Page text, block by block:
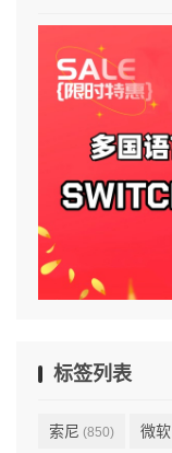
标签列表
索尼 (850) 微软